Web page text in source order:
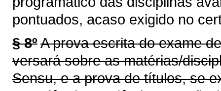
pontuados, acaso exigido no
§ 8ºA prova escrita do exame
versará sobre as matérias/
Sensu, e a prova de títulos, se